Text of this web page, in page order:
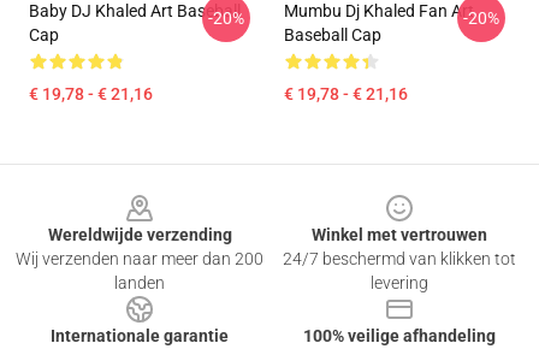
Baby DJ Khaled Art Baseball
Cap
€ 19,78 - € 21,16
-20%
Mumbu Dj Khaled Fan Art
Baseball Cap
€ 19,78 - € 21,16
-20%
Wereldwijde verzending
Wij verzenden naar meer dan 200
landen
Winkel met vertrouwen
24/7 beschermd van klikken tot
levering
Internationale garantie
100% veilige afhandeling